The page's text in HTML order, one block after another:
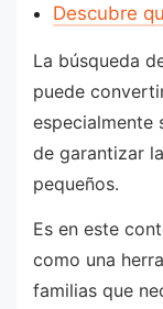
Descubre
La búsqueda
puede
especialmente
de garantizar
pequeños.
Es en este
como una
familias que